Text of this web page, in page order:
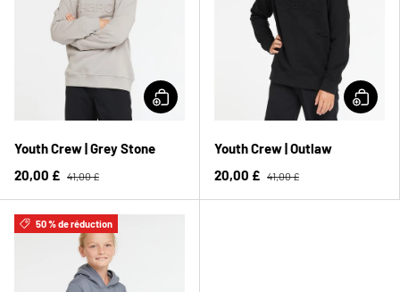
Youth Crew | Grey Stone
20,00 £ 41,00 £
Youth Crew | Outlaw
20,00 £ 41,00 £
50 % de réduction